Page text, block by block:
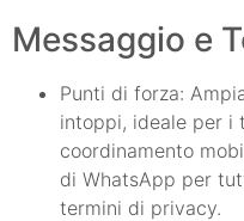
Messaggio e
Punti di forza:
intoppi, ideale per i
coordinamento
di WhatsApp per
termini di privacy.